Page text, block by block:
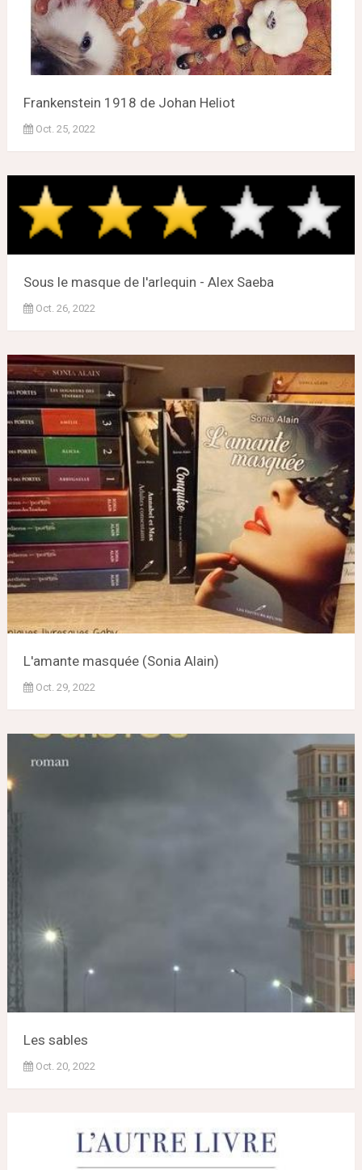
Frankenstein 1918 de Johan Heliot
Oct. 25, 2022
Sous le masque de l'arlequin - Alex Saeba
Oct. 26, 2022
L'amante masquée (Sonia Alain)
Oct. 29, 2022
Les sables
Oct. 20, 2022